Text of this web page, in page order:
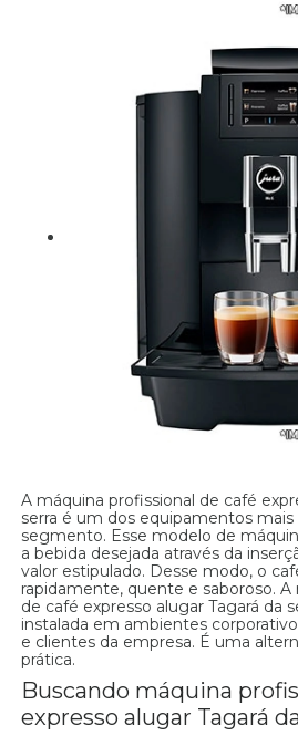
A máquina profissional de café
serra é um dos equipamentos
segmento. Esse modelo de
a bebida desejada através da
valor estipulado. Desse modo, o
rapidamente, quente e saboroso. A
de café expresso alugar Tagará da
instalada em ambientes
e clientes da empresa. É uma
prática.
Buscando máquina
expresso alugar Tagará